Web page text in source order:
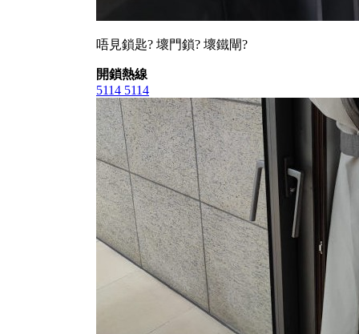
唔見鎖匙? 壞門鎖? 壞鐵閘?
開鎖熱線
5114 5114